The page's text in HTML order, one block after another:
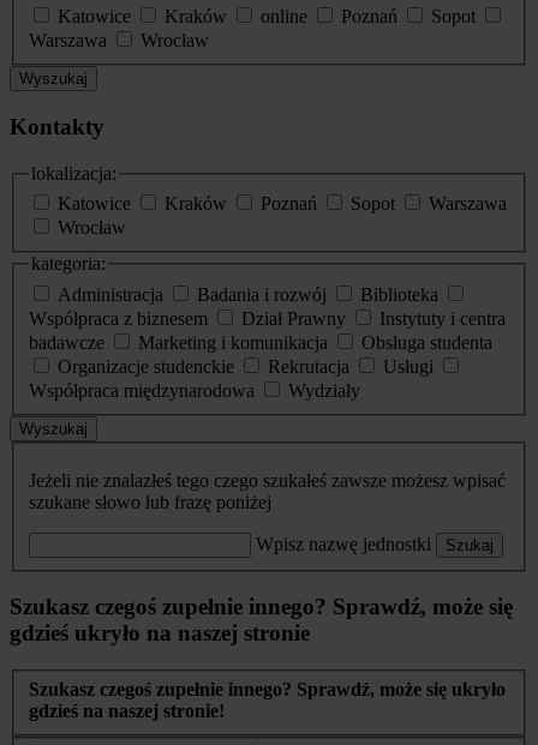
Katowice
Kraków online Poznań
Sopot
Warszawa
Wrocław
Wyszukaj
Kontakty
lokalizacja:
Katowice
Kraków Poznań Sopot
Warszawa
Wrocław
kategoria:
Administracja
Badania i rozwój
Biblioteka
Współpraca z biznesem
Dział Prawny
Instytuty i centra
badawcze
Marketing i komunikacja
Obsługa studenta
Organizacje studenckie
Rekrutacja
Usługi
Współpraca międzynarodowa
Wydziały
Wyszukaj
Jeżeli nie znalazłeś tego czego szukałeś zawsze możesz wpisać
szukane słowo lub frazę poniżej
Wpisz nazwę jednostki Szukaj
Szukasz czegoś zupełnie innego? Sprawdź, może się
gdzieś ukryło na naszej stronie
Szukasz czegoś zupełnie innego? Sprawdź, może się ukryło
gdzieś na naszej stronie!